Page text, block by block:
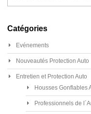
Catégories
Evénements
Nouveautés Protection Auto
Entretien et Protection Auto
Housses Gonflables
Professionnels de